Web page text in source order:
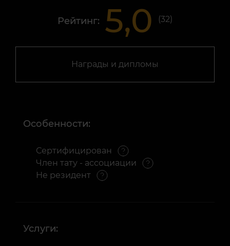
Рейтинг: 5,0 (32)
Награды и дипломы
Особенности:
Сертифицирован
Член тату - ассоциации
Не резидент
Услуги: